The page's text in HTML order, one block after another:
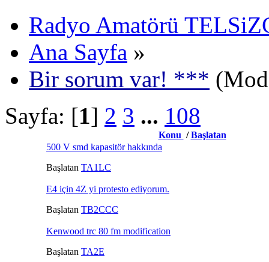
Radyo Amatörü
Ana Sayfa »
Bir sorum var! ***
Sayfa: [1] 2 3 ... 108
Konu /Başlatan
500 V smd kapasitör hakkında
Başlatan TA1LC
E4 için 4Z yi protesto ediyorum.
Başlatan TB2CCC
Kenwood trc 80 fm modification
Başlatan TA2E